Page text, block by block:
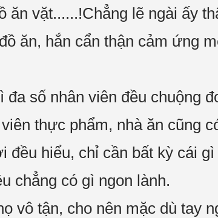
ăn vặt......!Chẳng lẽ ngài ấy
ăn, hắn cẩn thận cảm ứng
số nhân viên đều chuộng
thực phẩm, nhà ăn cũng
hiểu, chỉ cần bất kỳ cái gì
chẳng có gì ngon lành.
vô tận, cho nên mặc dù tay